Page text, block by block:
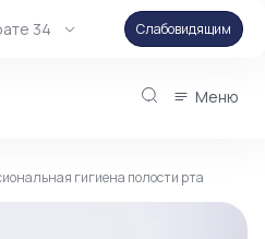
34 Слабовидящим
Меню
гигиена полости рта